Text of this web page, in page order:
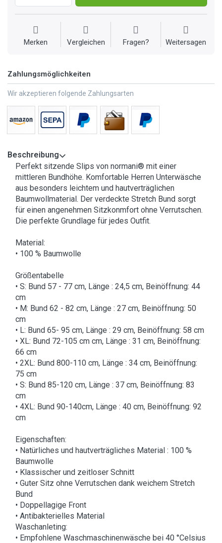
Merken Vergleichen Fragen? Weitersagen
Zahlungsmöglichkeiten
Wir akzeptieren folgende Zahlungsarten
Beschreibung
Perfekt sitzende Slips von normani® mit einer
mittleren Bundhöhe. Komfortable Herren Unterwäsche
aus besonders leichtem und hautverträglichen
Baumwollmaterial. Der verdeckte Stretch Bund sorgt
für einen angenehmen Sitzkonmfort ohne Verrutschen.
Die perfekte Grundlage für jedes Outfit.
Material:
• 100 % Baumwolle
Größentabelle
• S: Bund 57 - 77 cm, Länge : 24,5 cm, Beinöffnung: 44
cm
• M: Bund 62 - 82 cm, Länge : 27 cm, Beinöffnung: 50
cm
• L: Bund 65- 95 cm, Länge : 29 cm, Beinöffnung: 58 cm
• XL: Bund 72-105 cm cm, Länge : 31 cm, Beinöffnung:
66 cm
• 2XL: Bund 800-110 cm, Länge : 34 cm, Beinöffnung:
75 cm
• S: Bund 85-120 cm, Länge : 37 cm, Beinöffnung: 83
cm
• 4XL: Bund 90-140cm, Länge : 40 cm, Beinöffnung: 92
cm
Eigenschaften:
• Natürliches und hautverträgliches Material : 100 %
Baumwolle
• Klassischer und zeitloser Schnitt
• Guter Sitz ohne Verrutschen dank weichem Stretch
Bund
• Doppellagige Front
• Antibakterielles Material
Waschanleting:
• Empfohlene Waschmaschinenwäsche bei 40 °Celsius